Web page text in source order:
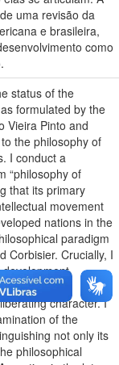
uma revisão da
e brasileira,
como
status of the
formulated by the
Vieira Pinto and
the philosophy of
I conduct a
“philosophy of
that its primary
movement
nations in the
paradigm
Corbisier. Crucially, I
character. I
of the
not only its
philosophical